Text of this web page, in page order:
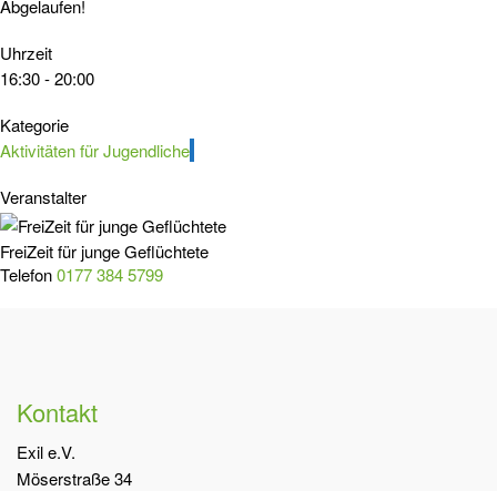
Abgelaufen!
Uhrzeit
16:30 - 20:00
Kategorie
Aktivitäten für Jugendliche
Veranstalter
FreiZeit für junge Geflüchtete
Telefon0177 384 5799
Kontakt
Exil e.V.
Möserstraße 34